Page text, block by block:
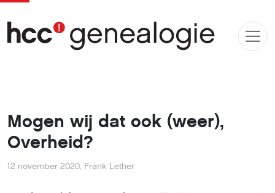
Mogen wij dat ook (weer),
Overheid?
12 november 2020, Frank Lether